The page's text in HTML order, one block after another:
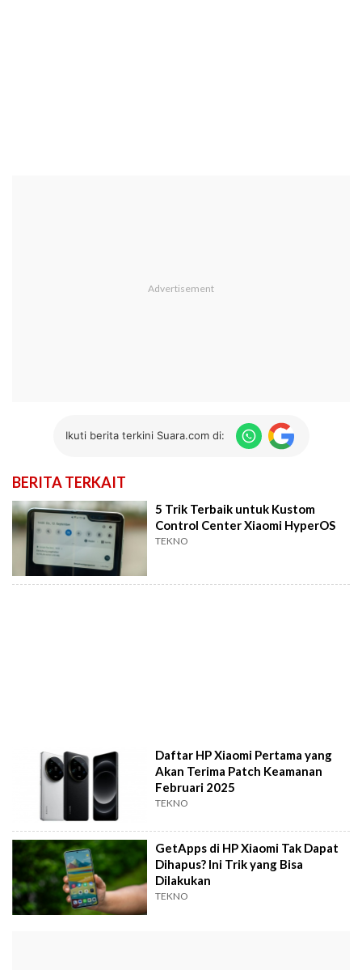
Ikuti berita terkini Suara.com di:
BERITA TERKAIT
5 Trik Terbaik untuk Kustom
Control Center Xiaomi HyperOS
TEKNO
Daftar HP Xiaomi Pertama yang
Akan Terima Patch Keamanan
Februari 2025
TEKNO
GetApps di HP Xiaomi Tak Dapat
Dihapus? Ini Trik yang Bisa
Dilakukan
TEKNO